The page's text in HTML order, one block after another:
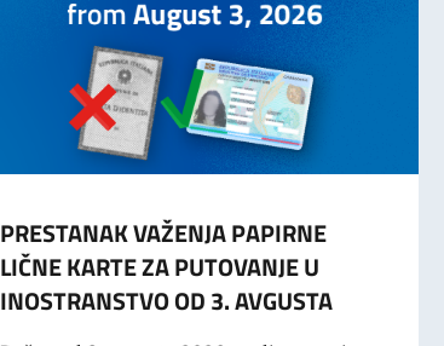
PRESTANAK VAŽENJA PAPIRNE
LIČNE KARTE ZA PUTOVANJE U
INOSTRANSTVO OD 3. AVGUSTA